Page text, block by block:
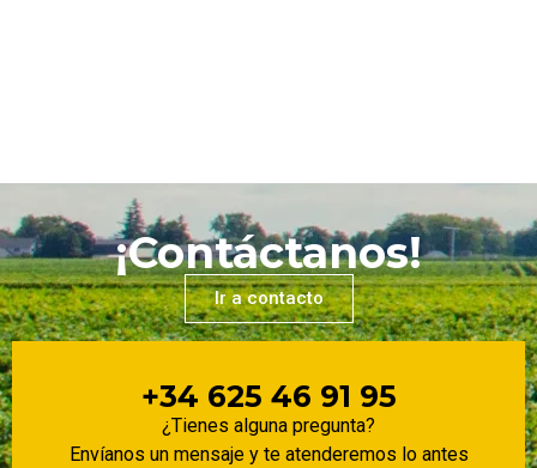
¡Contáctanos!
Ir a contacto
+34 625 46 91 95
¿Tienes alguna pregunta?
Envíanos un mensaje y te atenderemos lo antes